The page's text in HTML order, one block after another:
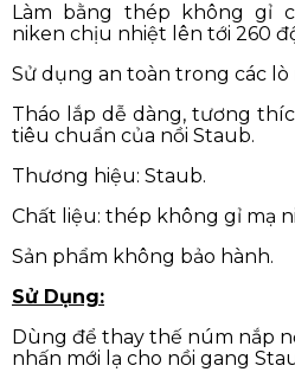
Làm bằng thép không gỉ
niken chịu nhiệt lên tới 260
Sử dụng an toàn trong các lò
Tháo lắp dễ dàng, tương
tiêu chuẩn của nồi Staub.
Thương hiệu: Staub.
Chất liệu: thép không gỉ mạ
Sản phẩm không bảo hành.
Sử Dụng:
Dùng để thay thế núm nắp
nhấn mới lạ cho nồi gang